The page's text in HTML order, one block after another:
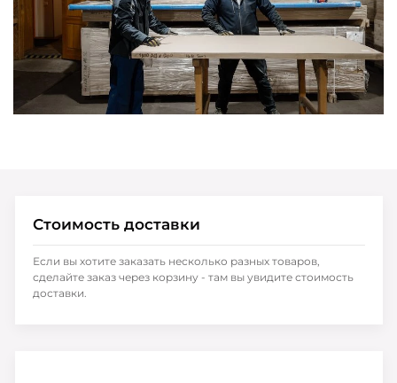
Стоимость доставки
Если вы хотите заказать несколько разных товаров,
сделайте заказ через корзину - там вы увидите стоимость
доставки.